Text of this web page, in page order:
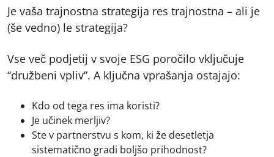
Je vaša trajnostna strategija res trajnostna – ali je
(še vedno) le strategija?
Vse več podjetij v svoje ESG poročilo vključuje
“družbeni vpliv”. A ključna vprašanja ostajajo:
Kdo od tega res ima koristi?
Je učinek merljiv?
Ste v partnerstvu s kom, ki že desetletja
sistematično gradi boljšo prihodnost?